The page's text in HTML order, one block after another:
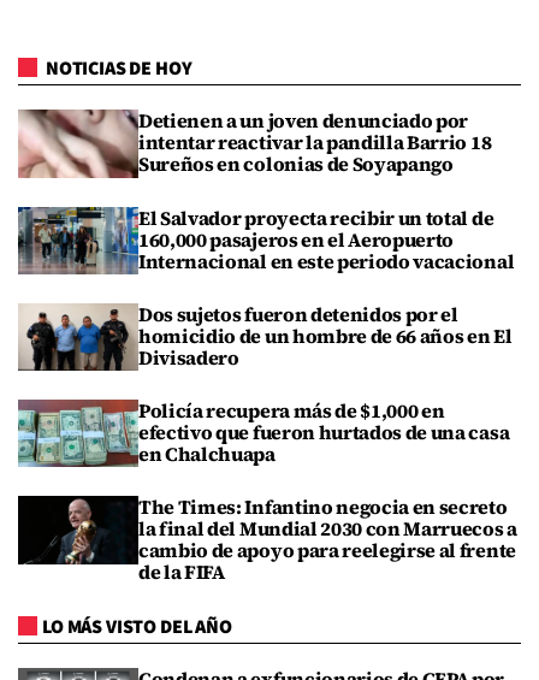
NOTICIAS DE HOY
Detienen a un joven denunciado por
intentar reactivar la pandilla Barrio 18
Sureños en colonias de Soyapango
El Salvador proyecta recibir un total de
160,000 pasajeros en el Aeropuerto
Internacional en este periodo vacacional
Dos sujetos fueron detenidos por el
homicidio de un hombre de 66 años en El
Divisadero
Policía recupera más de $1,000 en
efectivo que fueron hurtados de una casa
en Chalchuapa
The Times: Infantino negocia en secreto
la final del Mundial 2030 con Marruecos a
cambio de apoyo para reelegirse al frente
de la FIFA
LO MÁS VISTO DEL AÑO